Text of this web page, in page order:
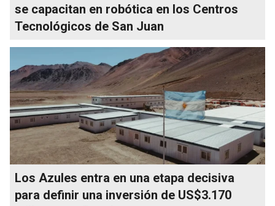
se capacitan en robótica en los Centros
Tecnológicos de San Juan
Los Azules entra en una etapa decisiva
para definir una inversión de US$3.170